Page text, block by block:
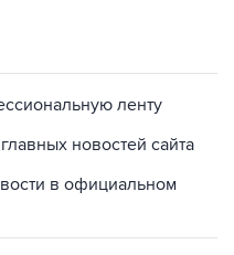
ленту
новостей сайта
в официальном